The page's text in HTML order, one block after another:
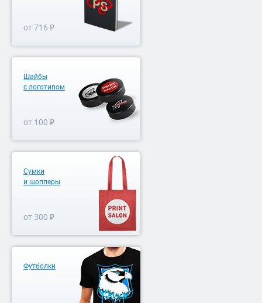
от 716 ₽
Шайбы
с логотипом
от 100 ₽
Сумки
и шопперы
от 300 ₽
Футболки